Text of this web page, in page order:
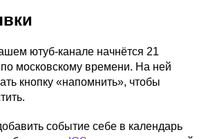
ютуб-канале начнётся 21
московскому времени. На ней
кнопку «напомнить», чтобы
событие себе в календарь